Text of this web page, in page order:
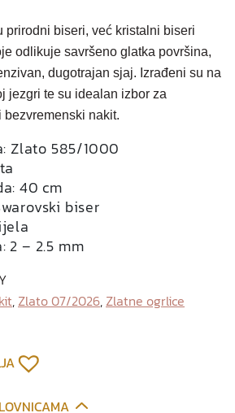
prirodni biseri, već kristalni biseri
odlikuje savršeno glatka površina,
dugotrajan sjaj. Izrađeni su na
jezgri te su idealan izbor za
nakit.
Zlato 585/1000
40 cm
biser
2 – 2.5 mm
,Zlato 07/2026,Zlatne ogrlice